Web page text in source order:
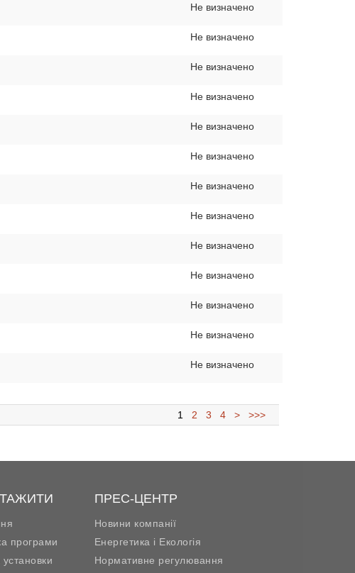
Не визначено
Не визначено
Не визначено
Не визначено
Не визначено
Не визначено
Не визначено
Не визначено
Не визначено
Не визначено
Не визначено
Не визначено
Не визначено
1 2 3 4 > >>>
програми
ПРЕС-ЦЕНТР
Новини компанії
Енергетика і Екологія
Нормативне регулювання